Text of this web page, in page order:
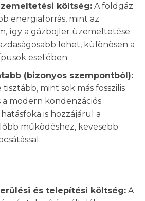
költség: A földgáz
energiaforrás, mint az
így a gázbojler üzemeltetése
lehet, különösen a
esetében.
(bizonyos szempontból):
mint sok más fosszilis
modern kondenzációs
is hozzájárul a
működéshez, kevesebb
és telepítési költség: A